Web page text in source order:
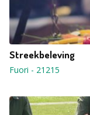
Streekbeleving
Fuori - 21215